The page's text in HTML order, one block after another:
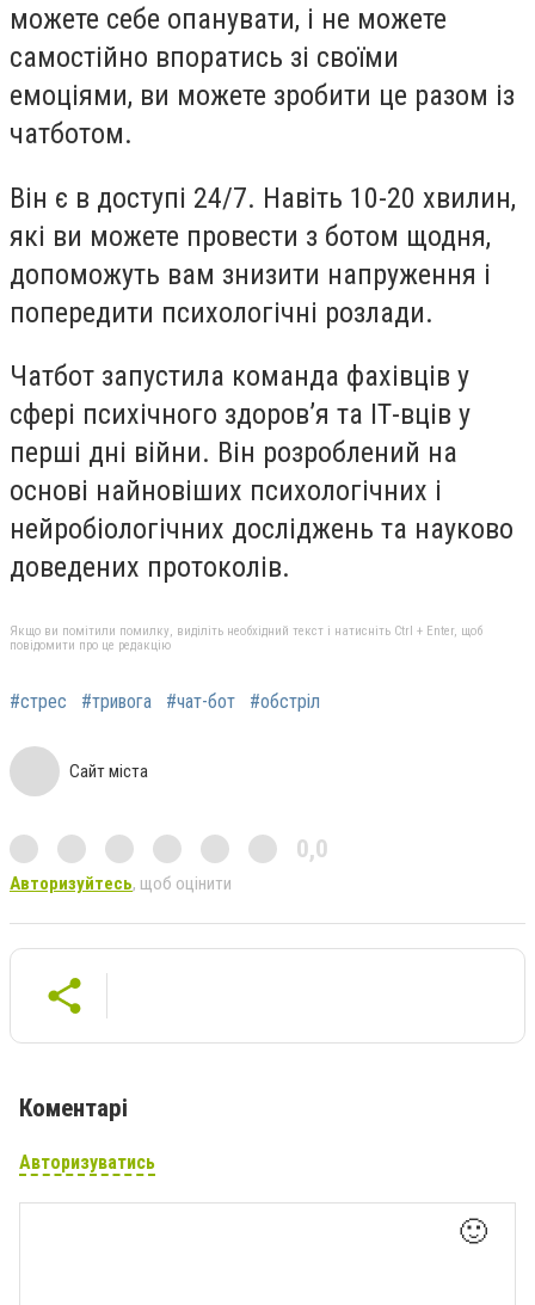
можете себе опанувати, і не можете
самостійно впоратись зі своїми
емоціями, ви можете зробити це разом із
чатботом.
Він є в доступі 24/7. Навіть 10-20 хвилин,
які ви можете провести з ботом щодня,
допоможуть вам знизити напруження і
попередити психологічні розлади.
Чатбот запустила команда фахівців у
сфері психічного здоров’я та ІТ-вців у
перші дні війни. Він розроблений на
основі найновіших психологічних і
нейробіологічних досліджень та науково
доведених протоколів.
Якщо ви помітили помилку, виділіть необхідний текст і натисніть Ctrl + Enter, щоб
повідомити про це редакцію
#стрес #тривога #чат-бот #обстріл
Сайт міста
0,0
Авторизуйтесь, щоб оцінити
Коментарі
Авторизуватись
🙂